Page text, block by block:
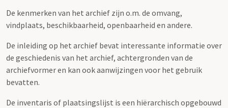
De kenmerken van het archief zijn o.m. de omvang,
vindplaats, beschikbaarheid, openbaarheid en andere.
De inleiding op het archief bevat interessante informatie over
de geschiedenis van het archief, achtergronden van de
archiefvormer en kan ook aanwijzingen voor het gebruik
bevatten.
De inventaris of plaatsingslijst is een hiërarchisch opgebouwd